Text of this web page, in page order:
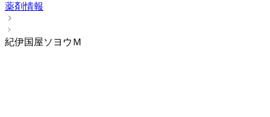
薬剤情報
紀伊国屋ソヨウＭ